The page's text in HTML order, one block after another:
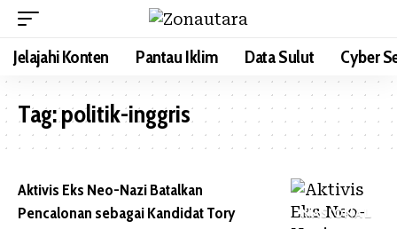
Jelajahi Konten Pantau Iklim Data Sulut Cyber
Tag:politik-inggris
NASIONAL
Aktivis Eks Neo-Nazi Batalkan
Pencalonan sebagai Kandidat Tory